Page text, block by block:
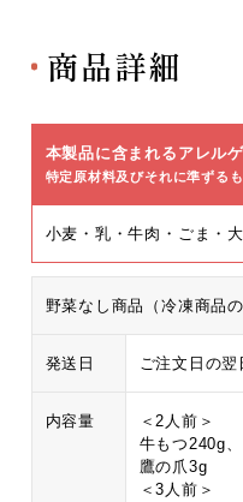
商品詳細
本製品に含まれるアレル
特定原材料及びそれに準ずる
小麦・乳・牛肉・ごま・
野菜なし商品（冷凍商品の
発送日 ご注文日の
内容量
＜2人前＞
牛もつ240g
鷹の爪3g
＜3人前＞